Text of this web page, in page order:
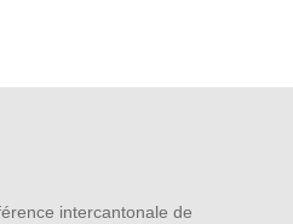
intercantonale de